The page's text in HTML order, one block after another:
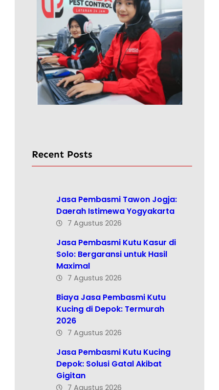
Recent Posts
Jasa Pembasmi Tawon Jogja:
Daerah Istimewa Yogyakarta
7 Agustus 2026
Jasa Pembasmi Kutu Kasur di
Solo: Bergaransi untuk Hasil
Maximal
7 Agustus 2026
Biaya Jasa Pembasmi Kutu
Kucing di Depok: Termurah
2026
7 Agustus 2026
Jasa Pembasmi Kutu Kucing
Depok: Solusi Gatal Akibat
Gigitan
7 Agustus 2026